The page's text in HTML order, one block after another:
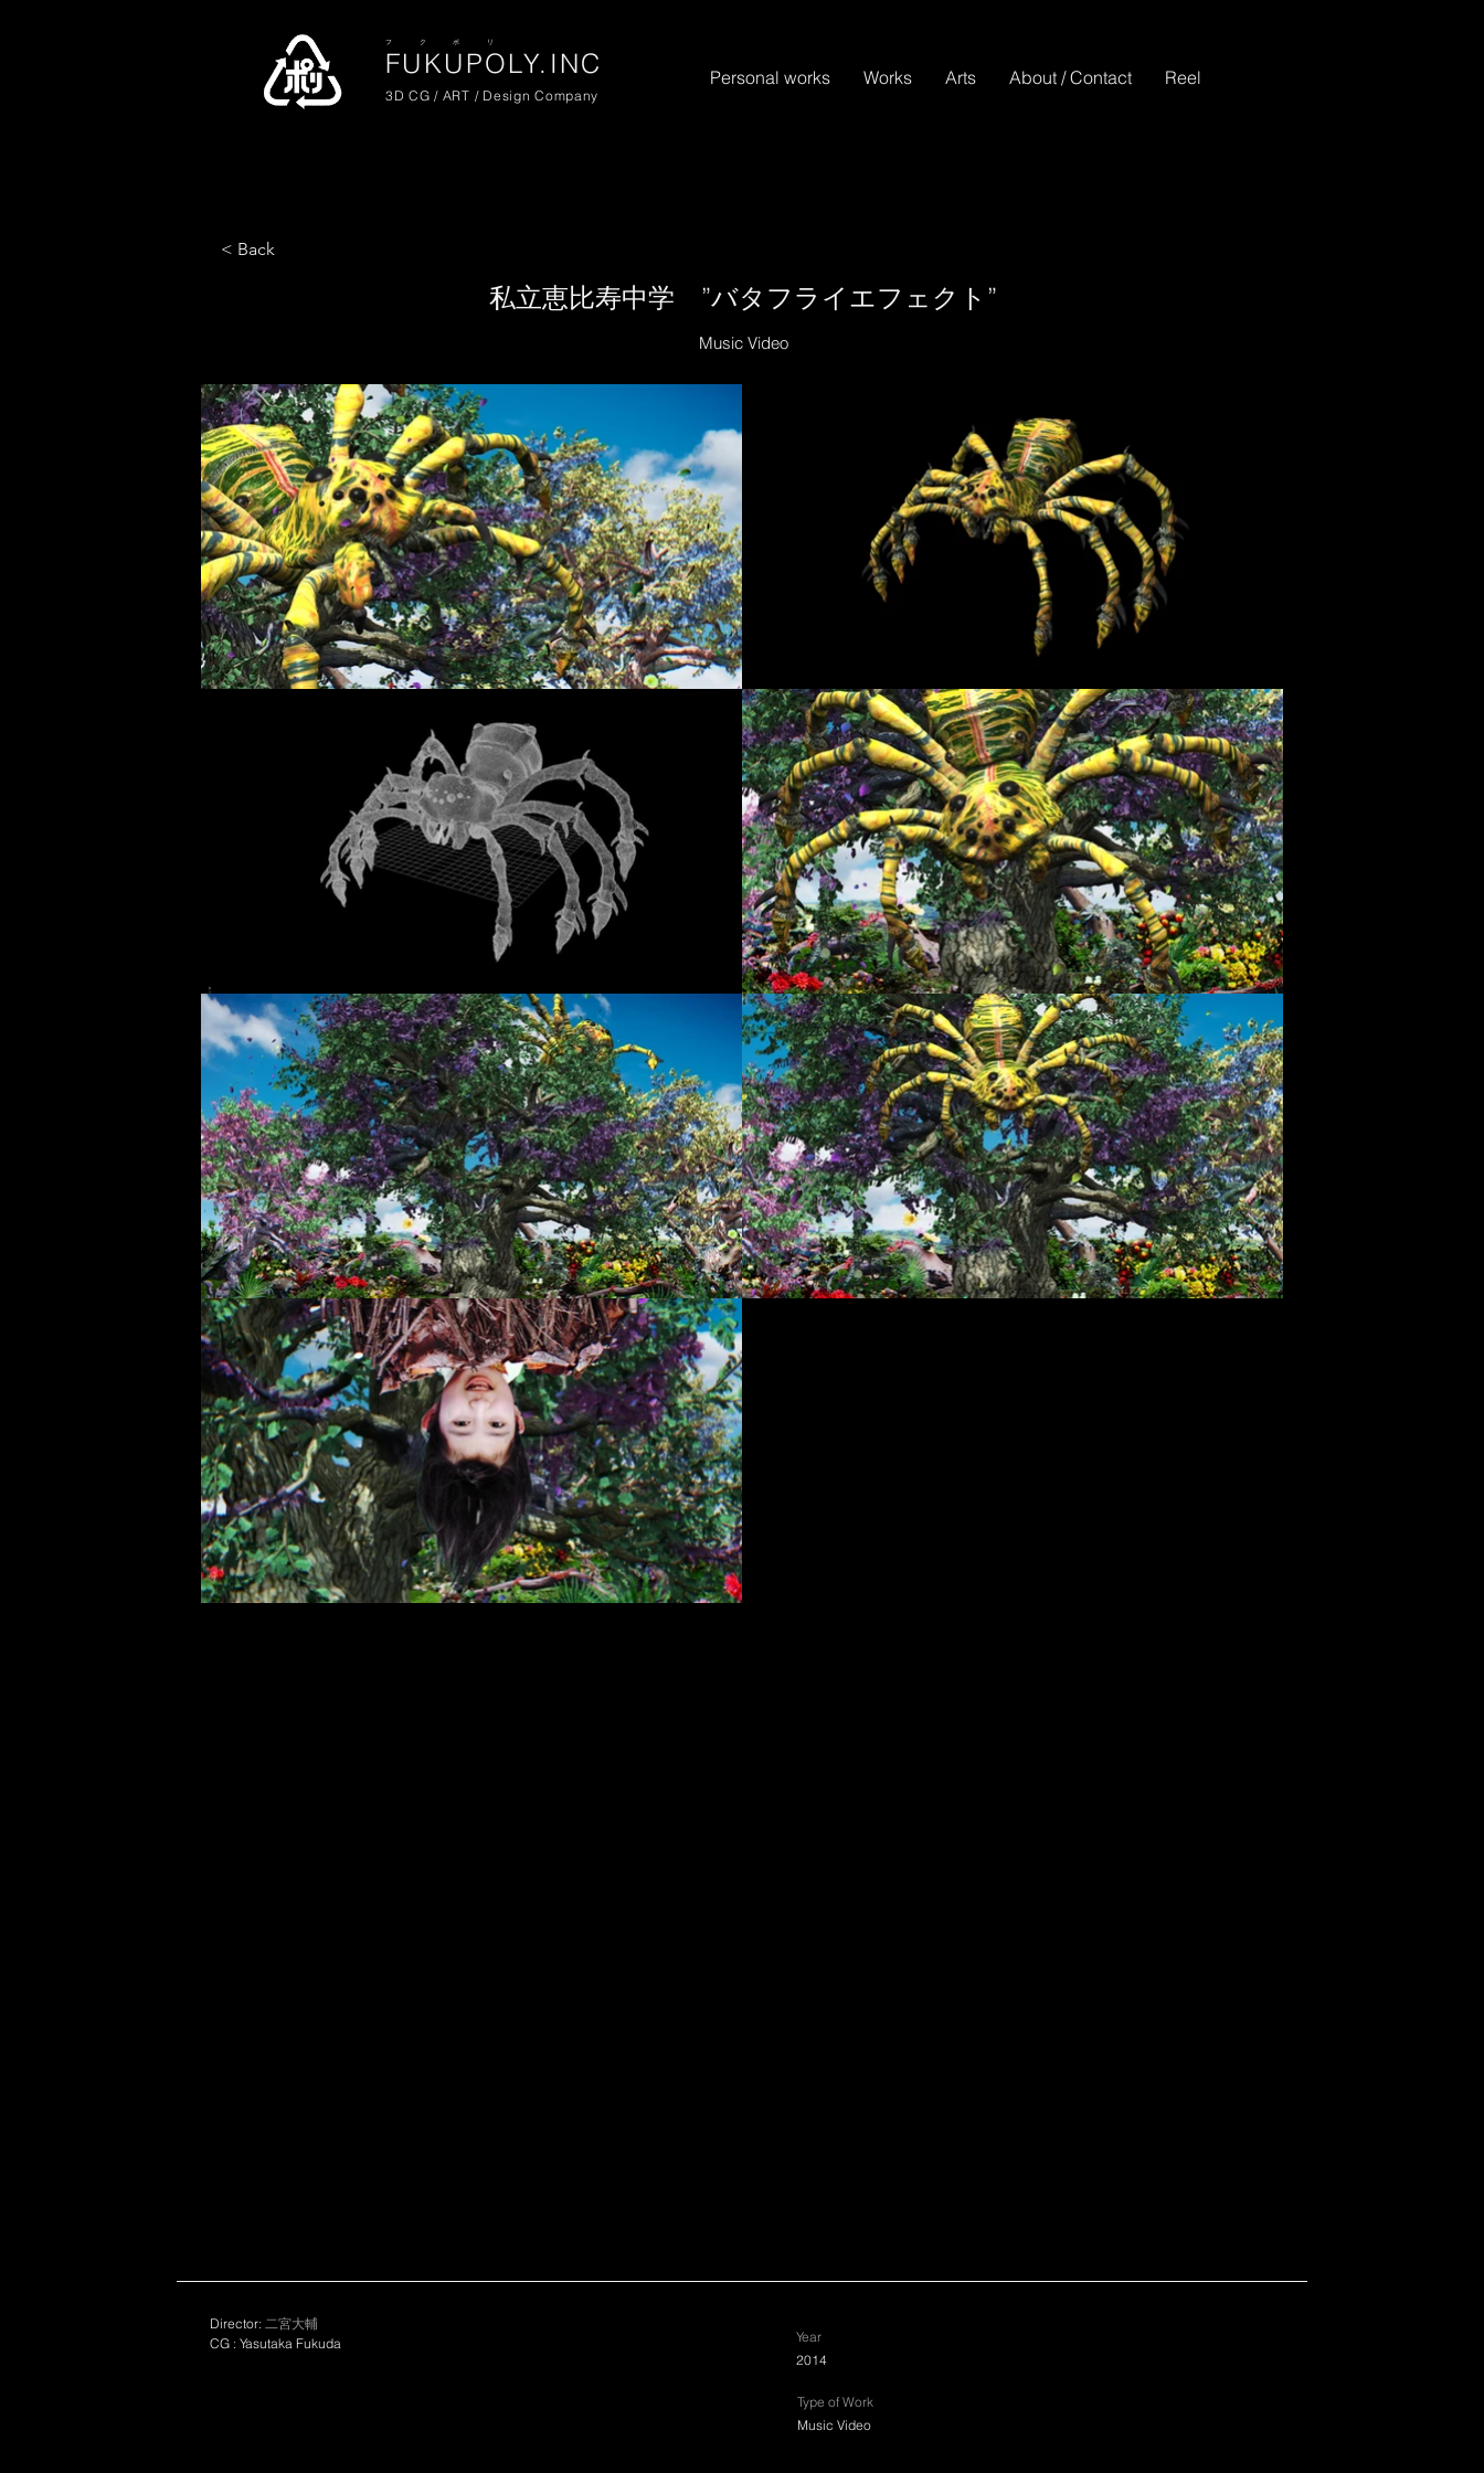
​フ ク ポ リ
FUKUPOLY.INC
3D CG / ART / Design Company
Personal works Works Arts About / Contact Reel
< Back
私立恵比寿中学 ”バタフライエフェクト”
Music Video
Year
2014
Type of Work
Music Video
Director: 二宮大輔
CG : Yasutaka Fukuda